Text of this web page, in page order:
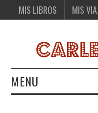
MIS LIBROS MIS
MENU